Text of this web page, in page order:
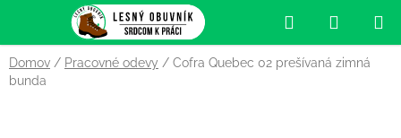
obsah
Hľadať
KOŠÍK
Domov / Pracovné odevy / Cofra Quebec 02 prešívaná zimná
bunda